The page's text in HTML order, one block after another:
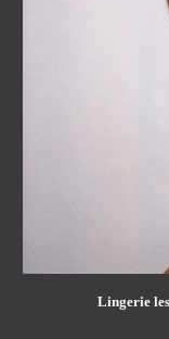
Lingerie